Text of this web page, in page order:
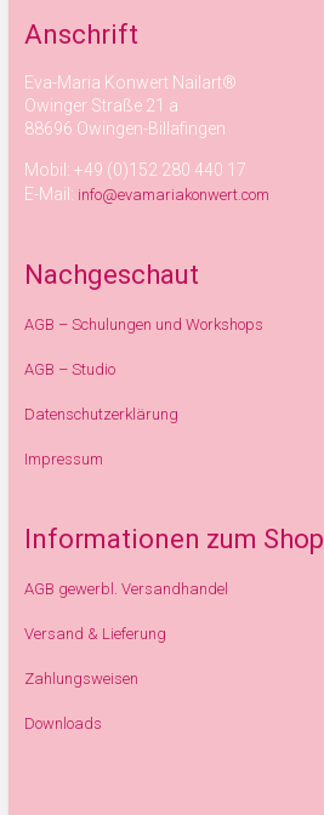
Anschrift
Eva-Maria Konwert Nailart®
Owinger Straße 21 a
88696 Owingen-Billafingen
Mobil: +49 (0)152 280 440 17
E-Mail: info@evamariakonwert.com
Nachgeschaut
AGB – Schulungen und Workshops
AGB – Studio
Datenschutzerklärung
Impressum
Informationen zum Shop
AGB gewerbl. Versandhandel
Versand & Lieferung
Zahlungsweisen
Downloads